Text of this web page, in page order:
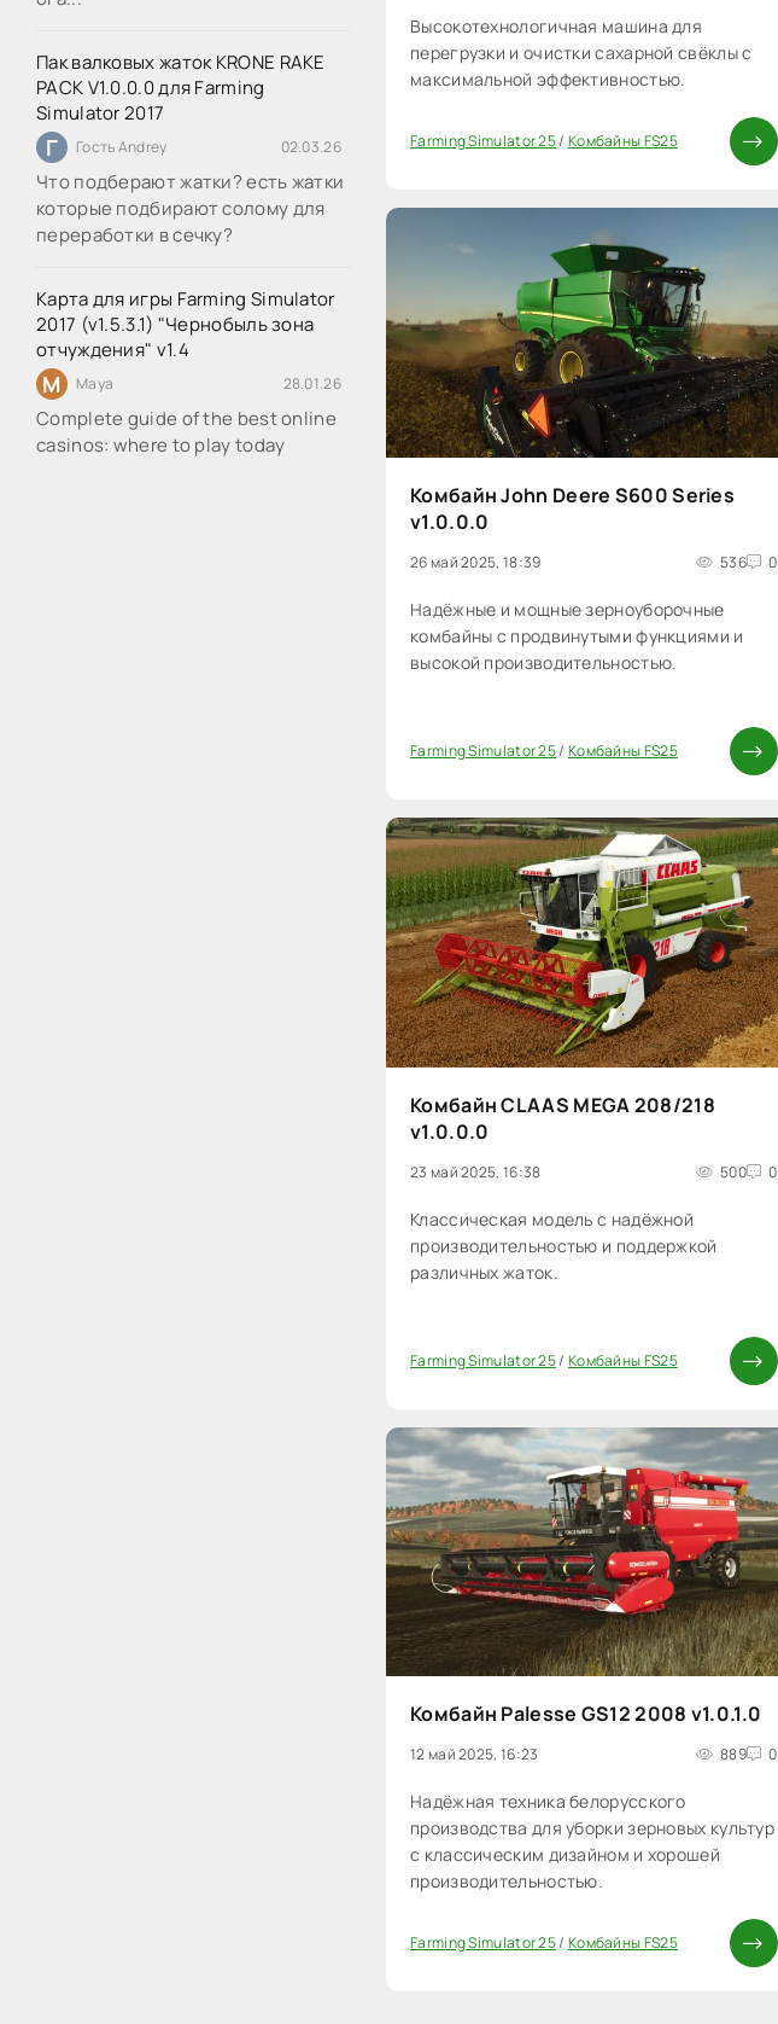
Пак валковых жаток KRONE RAKE
PACK V1.0.0.0 для Farming
Simulator 2017
Г Гость Andrey 02.03.26
Что подберают жатки? есть жатки
которые подбирают солому для
переработки в сечку?
Карта для игры Farming Simulator
2017 (v1.5.3.1) "Чернобыль зона
отчуждения" v1.4
M Maya 28.01.26
Complete guide of the best online
casinos: where to play today
Высокотехнологичная машина для
перегрузки и очистки сахарной свёклы с
максимальной эффективностью.
Farming Simulator 25/ Комбайны FS25
0
Комбайн John Deere S600 Series
v1.0.0.0
26 май 2025, 18:39 536 0
Надёжные и мощные зерноуборочные
комбайны с продвинутыми функциями и
высокой производительностью.
Farming Simulator 25/ Комбайны FS25
0
Комбайн CLAAS MEGA 208/218
v1.0.0.0
23 май 2025, 16:38 500 0
Классическая модель с надёжной
производительностью и поддержкой
различных жаток.
Farming Simulator 25/ Комбайны FS25
0
Комбайн Palesse GS12 2008 v1.0.1.0
12 май 2025, 16:23 889 0
Надёжная техника белорусского
производства для уборки зерновых культур
с классическим дизайном и хорошей
производительностью.
Farming Simulator 25/ Комбайны FS25
0